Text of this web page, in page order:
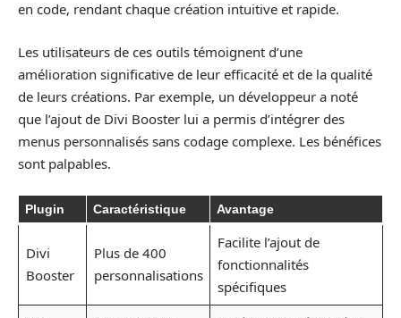
en code, rendant chaque création intuitive et rapide.
Les utilisateurs de ces outils témoignent d’une
amélioration significative de leur efficacité et de la qualité
de leurs créations. Par exemple, un développeur a noté
que l’ajout de Divi Booster lui a permis d’intégrer des
menus personnalisés sans codage complexe. Les bénéfices
sont palpables.
Plugin Caractéristique Avantage
Divi
Booster
Plus de 400
personnalisations
Facilite l’ajout de
fonctionnalités
spécifiques